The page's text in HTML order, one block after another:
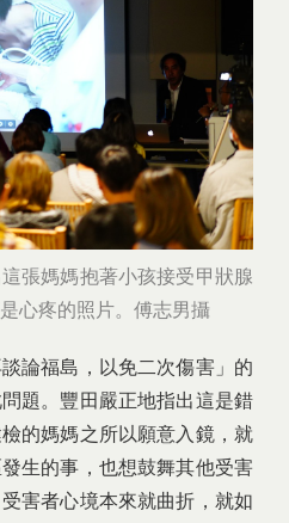
張媽媽抱著小孩接受甲狀腺
心疼的照片。傅志男攝
論福島，以免二次傷害」的
題。豐田嚴正地指出這是錯
的媽媽之所以願意入鏡，就
生的事，也想鼓舞其他受害
害者心境本來就曲折，就如